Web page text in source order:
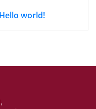
Hello world!